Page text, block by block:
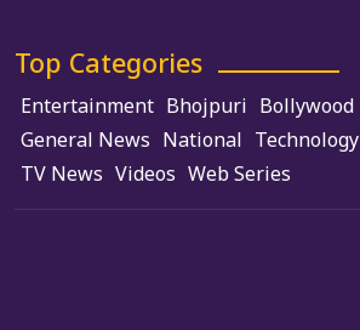
Top Categories
Entertainment Bhojpuri Bollywood
General News National Technology
TV News Videos Web Series